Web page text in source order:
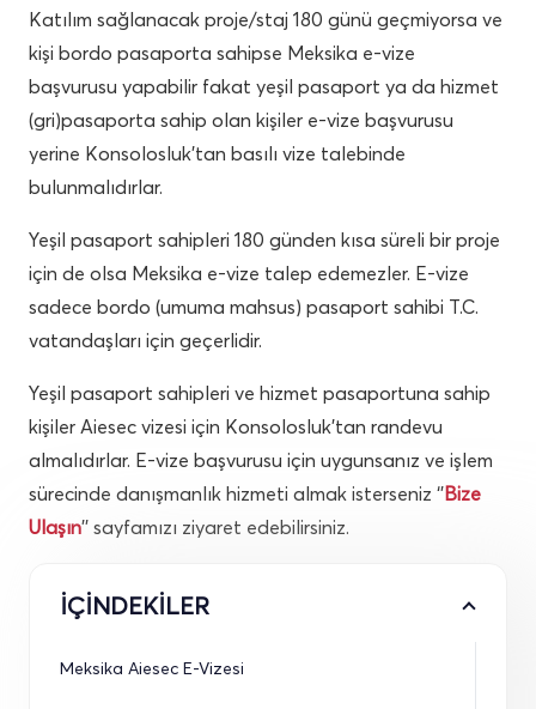
Katılım sağlanacak proje/staj 180 günü geçmiyorsa ve
kişi bordo pasaporta sahipse Meksika e-vize
başvurusu yapabilir fakat yeşil pasaport ya da hizmet
(gri)pasaporta sahip olan kişiler e-vize başvurusu
yerine Konsolosluk’tan basılı vize talebinde
bulunmalıdırlar.
Yeşil pasaport sahipleri 180 günden kısa süreli bir proje
için de olsa Meksika e-vize talep edemezler. E-vize
sadece bordo (umuma mahsus) pasaport sahibi T.C.
vatandaşları için geçerlidir.
Yeşil pasaport sahipleri ve hizmet pasaportuna sahip
kişiler Aiesec vizesi için Konsolosluk’tan randevu
almalıdırlar. E-vize başvurusu için uygunsanız ve işlem
sürecinde danışmanlık hizmeti almak isterseniz ‘’Bize
Ulaşın’’ sayfamızı ziyaret edebilirsiniz.
İÇİNDEKİLER
Meksika Aiesec E-Vizesi